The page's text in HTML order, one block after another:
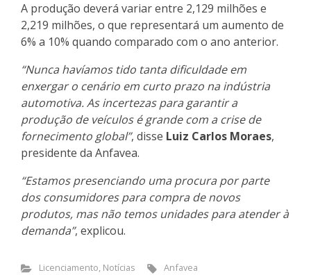
A produção deverá variar entre 2,129 milhões e
2,219 milhões, o que representará um aumento de
6% a 10% quando comparado com o ano anterior.
“Nunca havíamos tido tanta dificuldade em
enxergar o cenário em curto prazo na indústria
automotiva. As incertezas para garantir a
produção de veículos é grande com a crise de
fornecimento global”, disse Luiz Carlos Moraes,
presidente da Anfavea.
“Estamos presenciando uma procura por parte
dos consumidores para compra de novos
produtos, mas não temos unidades para atender à
demanda”, explicou.
Licenciamento, Notícias Anfavea